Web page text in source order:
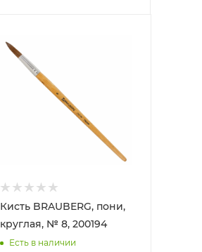
Кисть BRAUBERG, пони,
круглая, № 8, 200194
Есть в наличии